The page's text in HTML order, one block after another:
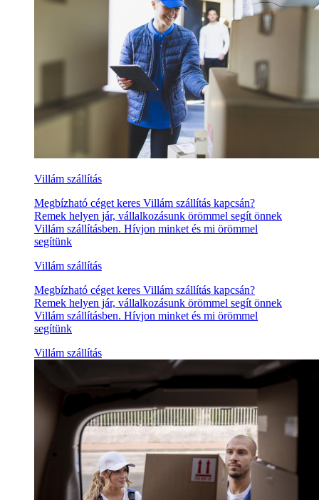
Villám szállítás
Megbízható céget keres Villám szállítás kapcsán?
Remek helyen jár, vállalkozásunk örömmel segít önnek
Villám szállításben. Hívjon minket és mi örömmel
segítünk
Villám szállítás
Megbízható céget keres Villám szállítás kapcsán?
Remek helyen jár, vállalkozásunk örömmel segít önnek
Villám szállításben. Hívjon minket és mi örömmel
segítünk
Villám szállítás